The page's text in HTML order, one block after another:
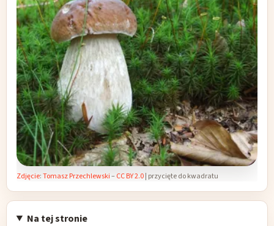
Zdjęcie:Tomasz Przechlewski–CC BY 2.0| przycięte do kwadratu
Na tej stronie